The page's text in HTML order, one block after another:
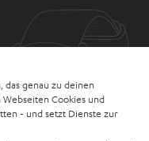
genau zu deinen
Cookies und
- und setzt Dienste zur